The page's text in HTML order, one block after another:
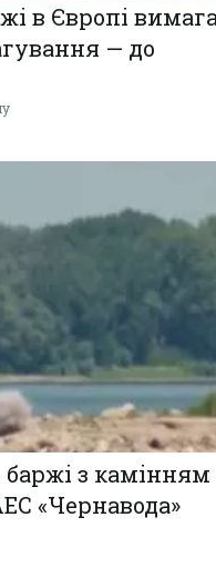
в Європі
— до
з
«Чернавода»